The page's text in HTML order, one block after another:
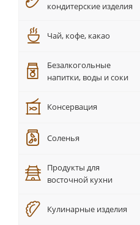
кондитерские изделия
Чай, кофе, какао
Безалкогольные
напитки, воды и соки
Консервация
Соленья
Продукты для
восточной кухни
Кулинарные изделия